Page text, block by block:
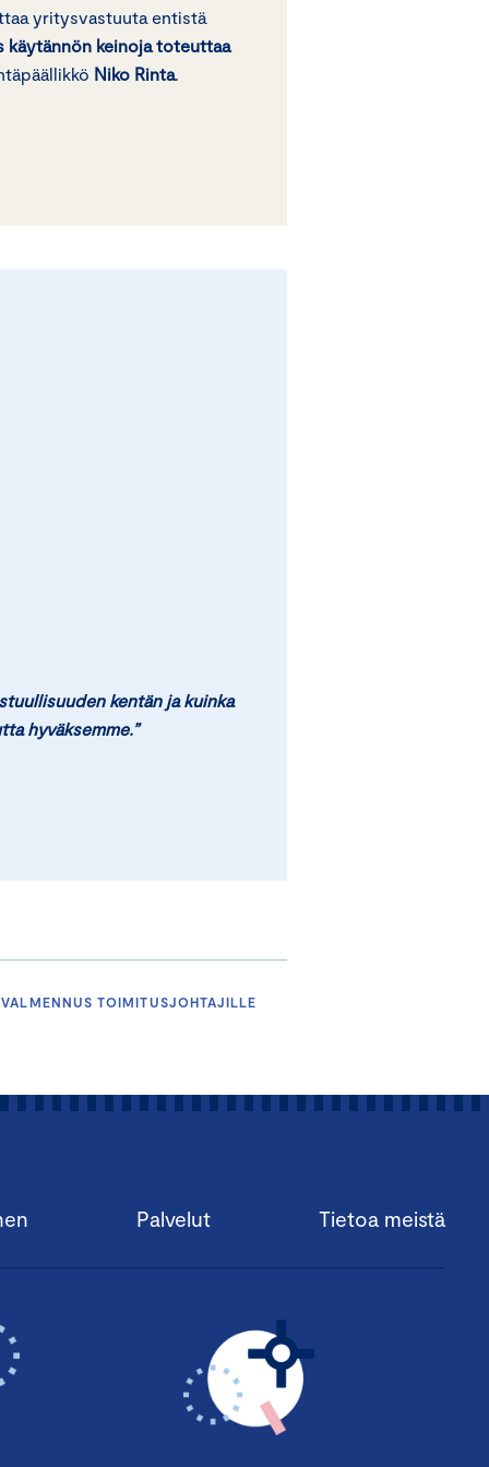
yritysvastuuta entistä
käytännön keinoja toteuttaa
Niko Rinta.
kentän ja kuinka
hyväksemme.”
TOIMITUSJOHTAJILLE
Palvelut Tietoa meistä